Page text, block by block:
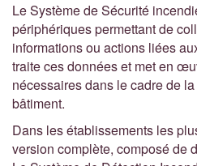
Le Système de Sécurité
périphériques permettant de
informations ou actions liées
traite ces données et met en
nécessaires dans le cadre de
bâtiment.
Dans les établissements les
version complète, composé de